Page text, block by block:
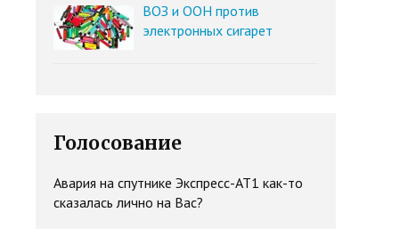
ВОЗ и ООН против
электронных сигарет
Голосование
Авария на спутнике Экспресс-АТ1 как-то
сказалась лично на Вас?